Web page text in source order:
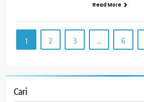
Read More
1 2 3 … 6
Cari